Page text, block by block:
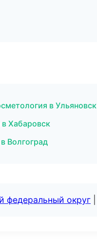
в Ульяновск
Хабаровск
Волгоград
федеральный округ